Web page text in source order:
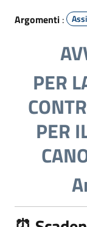
Argomenti :
PER
PER